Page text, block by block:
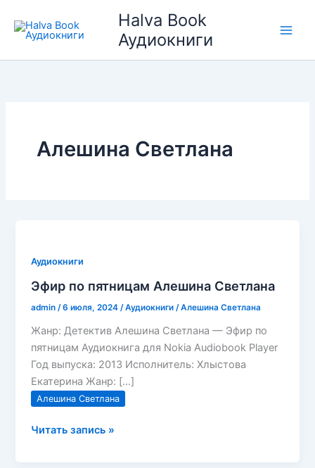
содержимому
Halva Book
Аудиокниги
Алешина Светлана
Аудиокниги
Эфир по пятницам Алешина Светлана
admin /6 июля, 2024 /Аудиокниги /Алешина Светлана
Жанр: Детектив Алешина Светлана — Эфир по
пятницам Аудиокнига для Nokia Audiobook Player
Год выпуска: 2013 Исполнитель: Хлыстова
Екатерина Жанр: […]
Алешина Светлана
Эфир
Читать запись »